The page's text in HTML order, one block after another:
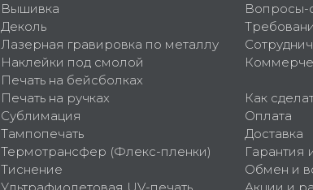
Вышивка
Деколь
Лазерная гравировка по металлу
Наклейки под смолой
Печать на бейсболках
Печать на ручках
Сублимация
Тампопечать
Термотрансфер (Флекс-пленки)
Тиснение
Вопросы-
Как
Оплата
Доставка
Гарантия
Обмен и